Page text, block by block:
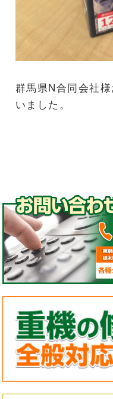
群馬県N合同会社
いました。